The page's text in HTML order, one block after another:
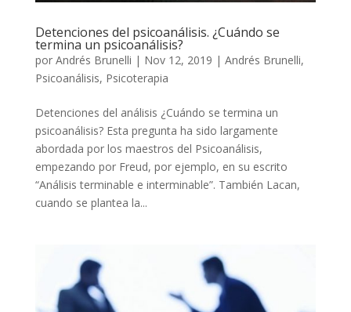
Detenciones del psicoanálisis. ¿Cuándo se
termina un psicoanálisis?
por Andrés Brunelli | Nov 12, 2019 | Andrés Brunelli,
Psicoanálisis, Psicoterapia
Detenciones del análisis ¿Cuándo se termina un
psicoanálisis? Esta pregunta ha sido largamente
abordada por los maestros del Psicoanálisis,
empezando por Freud, por ejemplo, en su escrito
“Análisis terminable e interminable”. También Lacan,
cuando se plantea la...